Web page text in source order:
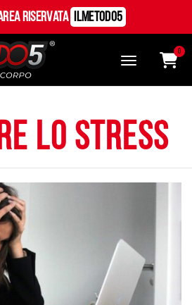
Riservata ILMetodo5
0
lo stress